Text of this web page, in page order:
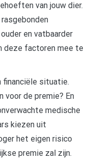
van jouw dier.
en vatbaarder
deze factoren mee te
financiële situatie.
voor de premie? En
medische
kiezen uit
het eigen risico
premie zal zijn.